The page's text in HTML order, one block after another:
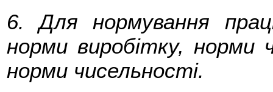
6. Для нормування
норми виробітку, норми
норми чисельності.